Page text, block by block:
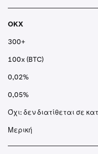
OKX
300+
100x (BTC)
0,02%
0,05%
Όχι: δεν διατίθεται σε
Μερική